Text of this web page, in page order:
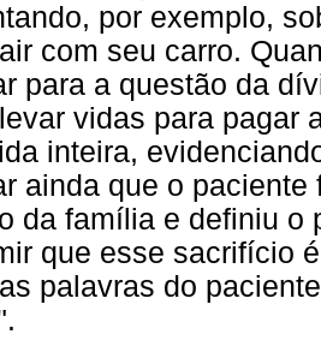
por exemplo,
com seu carro.
para a questão da
vidas para pagar
inteira,
ainda que o
da família e definiu o
que esse sacrifício
palavras do